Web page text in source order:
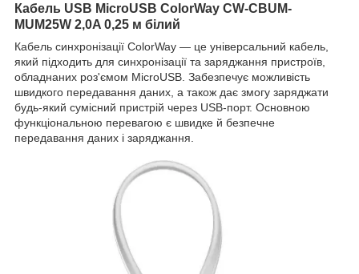
Кабель USB MicroUSB ColorWay CW-CBUM-
MUM25W 2,0A 0,25 м білий
Кабель синхронізації ColorWay — це універсальний кабель,
який підходить для синхронізації та заряджання пристроїв,
обладнаних роз'ємом MicroUSB. Забезпечує можливість
швидкого передавання даних, а також дає змогу заряджати
будь-який сумісний пристрій через USB-порт. Основною
функціональною перевагою є швидке й безпечне
передавання даних і заряджання.